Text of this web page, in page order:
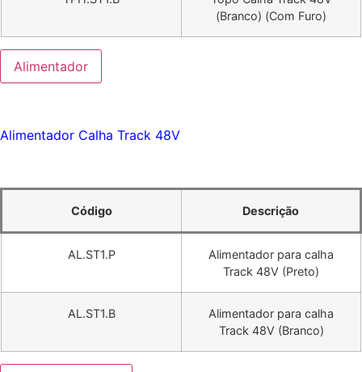
(Branco) (Com Furo)
Alimentador
Alimentador Calha Track 48V
Código Descrição
AL.ST1.P
Alimentador para calha
Track 48V (Preto)
AL.ST1.B
Alimentador para calha
Track 48V (Branco)